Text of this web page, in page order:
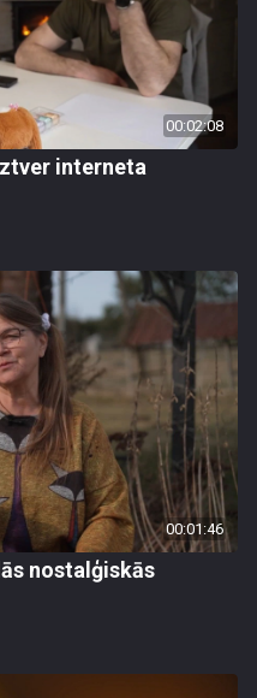
00:02:08
interneta
00:01:46
nostalģiskās